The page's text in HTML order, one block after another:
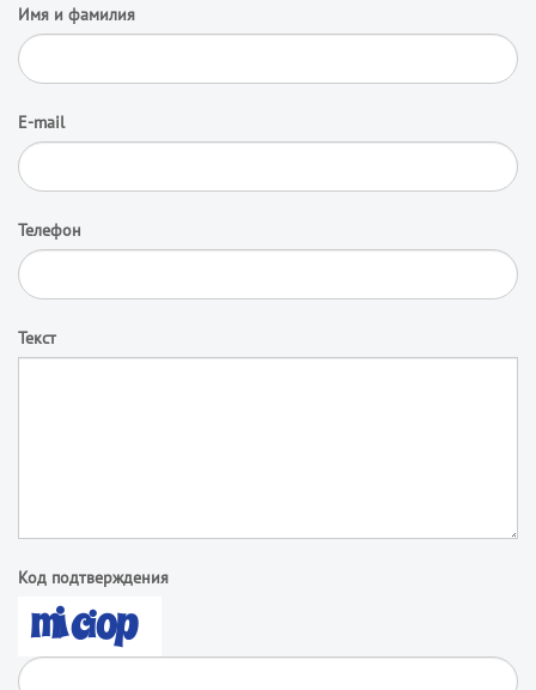
Имя и фамилия
E-mail
Телефон
Текст
Код подтверждения